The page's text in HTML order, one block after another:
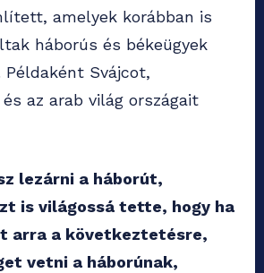
amelyek korábban is
háborús és békeügyek
Példaként Svájcot,
az arab világ országait
lezárni a háborút,
is világossá tette, hogy ha
arra a következtetésre,
vetni a háborúnak,